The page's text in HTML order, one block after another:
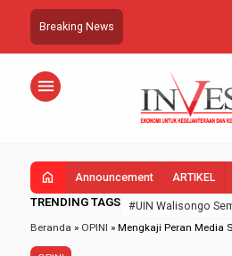
Breaking News
menu
home Announcement ARTIKEL
TRENDING TAGS #UIN Walisongo
Beranda » OPINI » Mengkaji Peran Media